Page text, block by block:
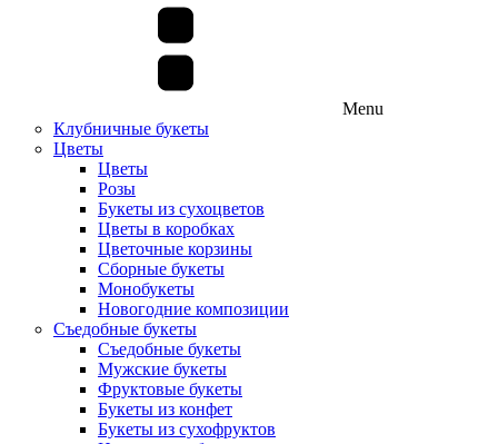
Menu
Клубничные букеты
Цветы
Цветы
Розы
Букеты из сухоцветов
Цветы в коробках
Цветочные корзины
Сборные букеты
Монобукеты
Новогодние композиции
Съедобные букеты
Съедобные букеты
Мужские букеты
Фруктовые букеты
Букеты из конфет
Букеты из сухофруктов